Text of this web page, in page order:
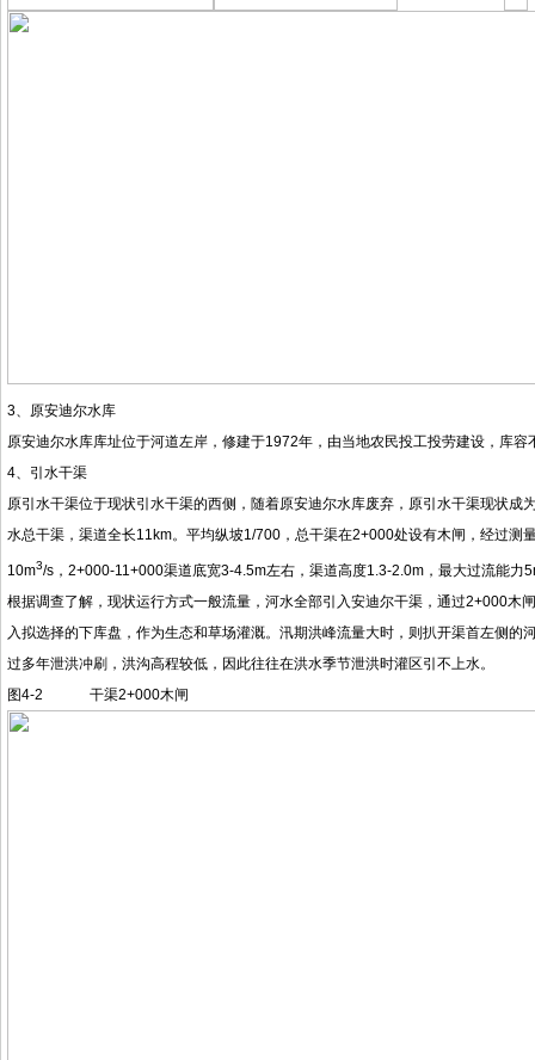
3、原安迪尔水库
原安迪尔水库库址位于河道左岸，修建于1972年，由当地农民投工投劳建设，库
4、引水干渠
原引水干渠位于现状引水干渠的西侧，随着原安迪尔水库废弃，原引水干渠现状
水总干渠，渠道全长11km。平均纵坡1/700，总干渠在2+000处设有木闸，经过
10m3/s，2+000-11+000渠道底宽3-4.5m左右，渠道高度1.3-2.0m，最大过流能力
根据调查了解，现状运行方式一般流量，河水全部引入安迪尔干渠，通过2+000
入拟选择的下库盘，作为生态和草场灌溉。汛期洪峰流量大时，则扒开渠首左侧
过多年泄洪冲刷，洪沟高程较低，因此往往在洪水季节泄洪时灌区引不上水。
图4-2 干渠2+000木闸